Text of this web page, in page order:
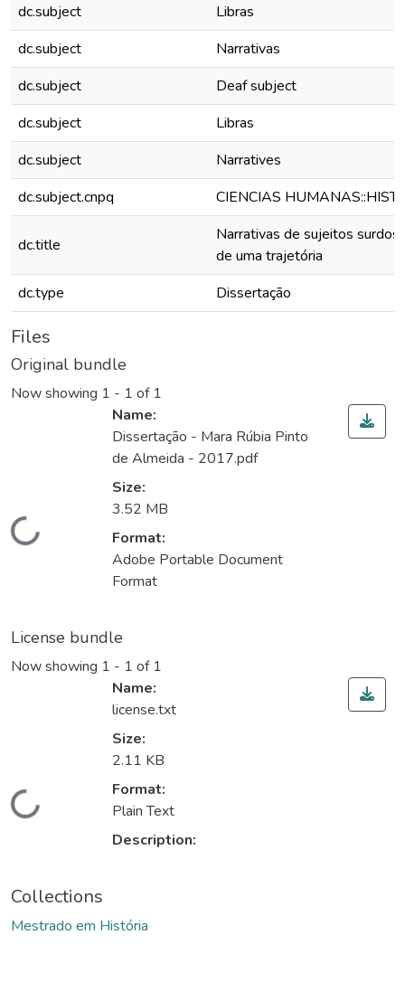
dc.subject
Libras
dc.subject
Narrativas
dc.subject
Deaf subject
dc.subject
Libras
dc.subject
Narratives
dc.subject.cnpq
CIENCIAS
dc.title
Narrativas de sujeitos
de uma trajetória
dc.type
Dissertação
Files
Original bundle
Now showing 1 - 1 of 1
Name:
Dissertação - Mara Rúbia Pinto
de Almeida - 2017.pdf
Size:
3.52 MB
Format:
Adobe Portable Document
Format
License bundle
Now showing 1 - 1 of 1
Name:
license.txt
Size:
2.11 KB
Format:
Plain Text
Description:
Collections
Mestrado em História